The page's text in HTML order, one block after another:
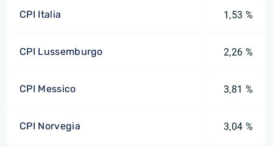
CPI Italia 1,53 %
CPI Lussemburgo 2,26 %
CPI Messico 3,81 %
CPI Norvegia 3,04 %